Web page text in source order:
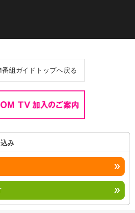
組ガイドトップへ戻る
み